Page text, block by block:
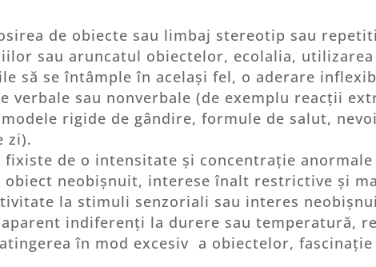
de obiecte sau limbaj stereotip sau
sau aruncatul obiectelor, ecolalia,
să se întâmple în același fel, o aderare
verbale sau nonverbale (de exemplu reacții
rigide de gândire, formule de salut,
zi).
de o intensitate și concentrație
obiect neobișnuit, interese înalt restrictive și
la stimuli senzoriali sau interes
indiferenți la durere sau temperatură,
în mod excesiv a obiectelor,